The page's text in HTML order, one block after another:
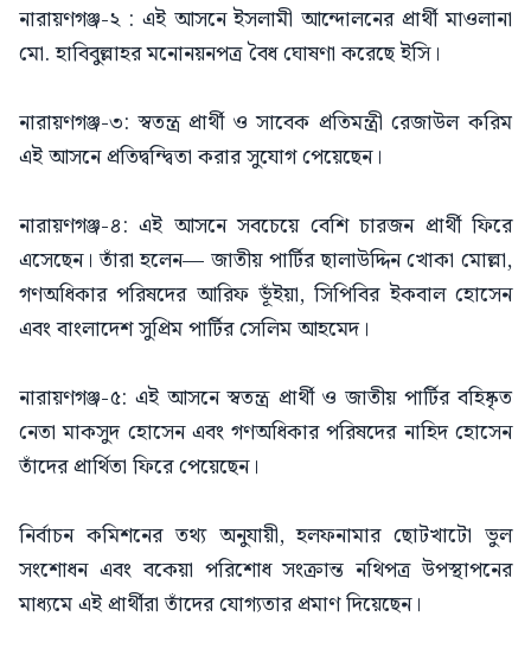
নারায়ণগঞ্জ-২ : এই আসনে ইসলামী আন্দোলনের প্রার্থী মাওলানা
মো. হাবিবুল্লাহর মনোনয়নপত্র বৈধ ঘোষণা করেছে ইসি।
নারায়ণগঞ্জ-৩: স্বতন্ত্র প্রার্থী ও সাবেক প্রতিমন্ত্রী রেজাউল করিম
এই আসনে প্রতিদ্বন্দ্বিতা করার সুযোগ পেয়েছেন।
নারায়ণগঞ্জ-৪: এই আসনে সবচেয়ে বেশি চারজন প্রার্থী ফিরে
এসেছেন। তাঁরা হলেন— জাতীয় পার্টির ছালাউদ্দিন খোকা মোল্লা,
গণঅধিকার পরিষদের আরিফ ভূঁইয়া, সিপিবির ইকবাল হোসেন
এবং বাংলাদেশ সুপ্রিম পার্টির সেলিম আহমেদ।
নারায়ণগঞ্জ-৫: এই আসনে স্বতন্ত্র প্রার্থী ও জাতীয় পার্টির বহিষ্কৃত
নেতা মাকসুদ হোসেন এবং গণঅধিকার পরিষদের নাহিদ হোসেন
তাঁদের প্রার্থিতা ফিরে পেয়েছেন।
নির্বাচন কমিশনের তথ্য অনুযায়ী, হলফনামার ছোটখাটো ভুল
সংশোধন এবং বকেয়া পরিশোধ সংক্রান্ত নথিপত্র উপস্থাপনের
মাধ্যমে এই প্রার্থীরা তাঁদের যোগ্যতার প্রমাণ দিয়েছেন।